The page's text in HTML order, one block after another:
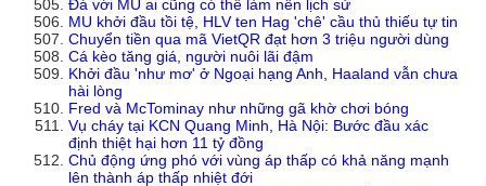
Đá với MU ai cũng có thể làm nên lịch sử
MU khởi đầu tồi tệ, HLV ten Hag 'chê' cầu thủ thiếu tự tin
Chuyển tiền qua mã VietQR đạt hơn 3 triệu người dùng
Cá kèo tăng giá, người nuôi lãi đậm
Khởi đầu 'như mơ' ở Ngoại hạng Anh, Haaland vẫn chưa
hài lòng
Fred và McTominay như những gã khờ chơi bóng
Vụ cháy tại KCN Quang Minh, Hà Nội: Bước đầu xác
định thiệt hại hơn 11 tỷ đồng
Chủ động ứng phó với vùng áp thấp có khả năng mạnh
lên thành áp thấp nhiệt đới